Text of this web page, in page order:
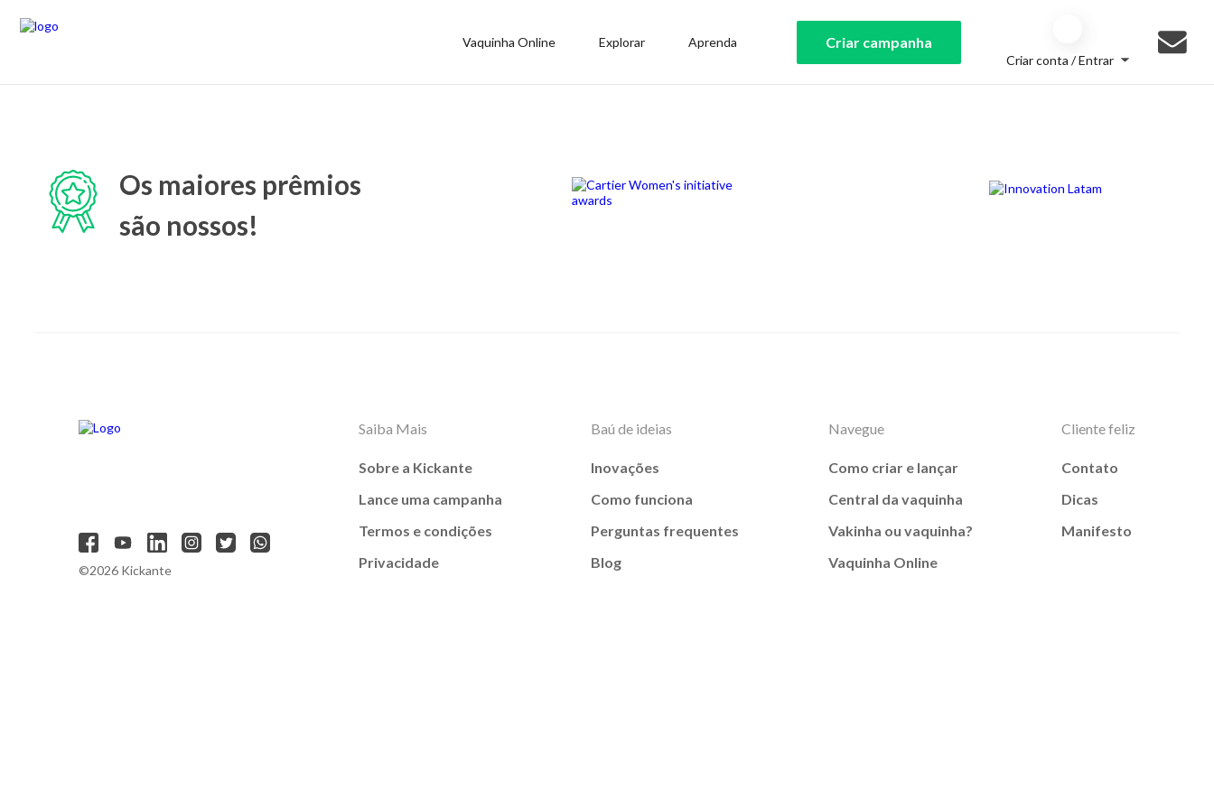
Vaquinha Online Explorar Aprenda Criar campanha
Criar conta / Entrar
Os maiores prêmios
são nossos!
©2026 Kickante
Saiba Mais
Sobre a Kickante
Lance uma campanha
Termos e condições
Privacidade
Baú de ideias
Inovações
Como funciona
Perguntas frequentes
Blog
Navegue
Como criar e lançar
Central da vaquinha
Vakinha ou vaquinha?
Vaquinha Online
Cliente feliz
Contato
Dicas
Manifesto